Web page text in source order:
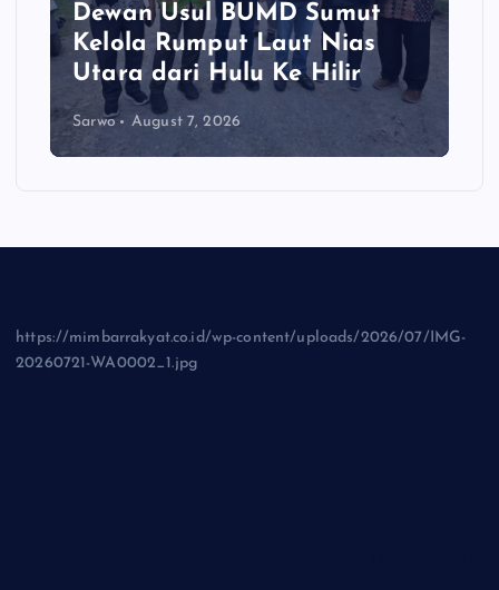
Dewan Usul BUMD Sumut
Kelola Rumput Laut Nias
Utara dari Hulu Ke Hilir
Sarwo August 7, 2026
https://mimbarrakyat.co.id/wp-content/uploads/2026/07/IMG-
20260721-WA0002_1.jpg